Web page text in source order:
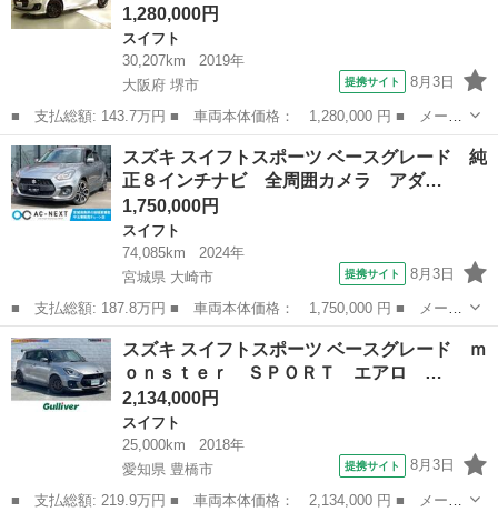
1,280,000円
スイフト
30,207km
2019年
大阪府 堺市
提携サイト 8月3日
■ 支払総額: 143.7万円 ■ 車両本体価格： 1,280,000 円 ■ メーカ
ー名： スズキ ■ 車種名： スイフト ■ グレード名： ＲＳｔ
６ＡＴ セーフティパッケージ装着車 ＡＣＣ 衝突被害軽減ブレー
キ 車検...
大阪 堺市 スイフト
スズキ スイフトスポーツ ベースグレード 純
正８インチナビ 全周囲カメラ アダ…
1,750,000円
スイフト
74,085km
2024年
宮城県 大崎市
提携サイト 8月3日
■ 支払総額: 187.8万円 ■ 車両本体価格： 1,750,000 円 ■ メーカ
ー名： スズキ ■ 車種名： スイフトスポーツ ■ グレード名：
ベースグレード 純正８インチナビ 全周囲カメラ アダプティブク
ルーズコ...
宮城 大崎市 スイフト
スズキ スイフトスポーツ ベースグレード ｍ
ｏｎｓｔｅｒ ＳＰＯＲＴ エアロ …
2,134,000円
スイフト
25,000km
2018年
愛知県 豊橋市
提携サイト 8月3日
■ 支払総額: 219.9万円 ■ 車両本体価格： 2,134,000 円 ■ メーカ